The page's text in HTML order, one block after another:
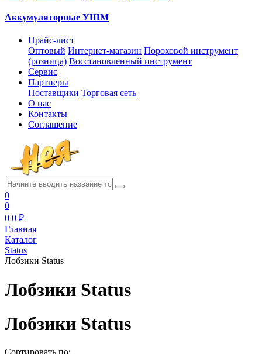
Аккумуляторные УШМ
Прайс-лист
Оптовый Интернет-магазин Пороховой инструмент
(розница) Восстановленный инструмент
Сервис
Партнеры
Поставщики Торговая сеть
О нас
Контакты
Соглашение
0
0
0 0 ₽
Главная
Каталог
Status
Лобзики Status
Лобзики Status
Лобзики Status